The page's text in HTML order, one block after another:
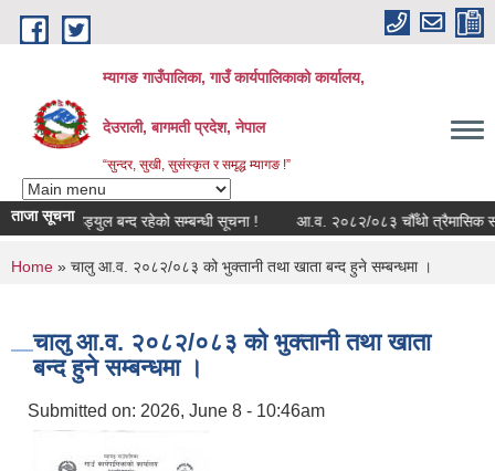
Skip to main content
म्यागङ गाउँपालिका, गाउँ कार्यपालिकाको कार्यालय,
देउराली, बागमती प्रदेश, नेपाल
“सुन्दर, सुखी, सुसंस्कृत र समृद्ध म्यागङ !”
ताजा सूचना
राजश्व मोड्युल बन्द रहेको सम्बन्धी सूचना ! आ.व. २०८२/०८३ चौँथो त्रैमासिक
You are here
Home » चालु आ.व. २०८२/०८३ को भुक्तानी तथा खाता बन्द हुने सम्बन्धमा ।
चालु आ.व. २०८२/०८३ को भुक्तानी तथा खाता
बन्द हुने सम्बन्धमा ।
Submitted on: 2026, June 8 - 10:46am